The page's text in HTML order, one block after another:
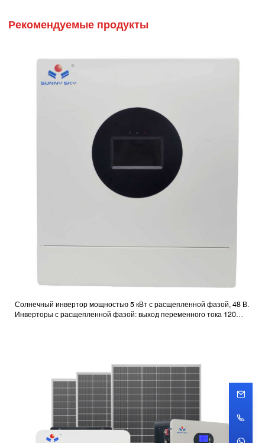
Рекомендуемые продукты
Солнечный инвертор мощностью 5 кВт с расщепленной фазой, 48 В.
Инверторы с расщепленной фазой: выход переменного тока 120